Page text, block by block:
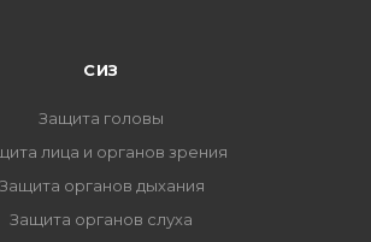
СИЗ
Защита головы
лица и органов зрения
Защита органов дыхания
Защита органов слуха